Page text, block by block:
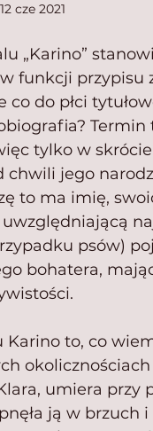
12 cze 2021
„Karino”
funkcji przypisu
co do płci
tylko w
chwili jego
to ma imię,
psów)
bohatera,
to, co
umiera przy
ją w brzuch